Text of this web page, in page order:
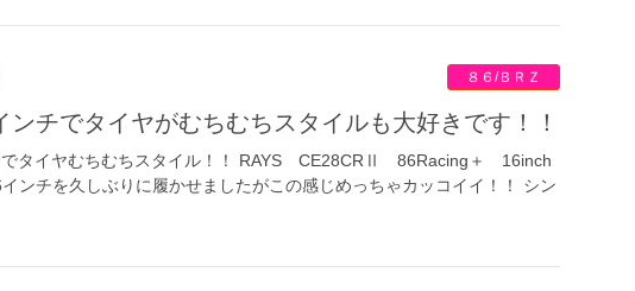
８６/ＢＲＺ
ンチでタイヤがむちむちスタイルも大好きです！！
でタイヤむちむちスタイル！！ RAYS CE28CRⅡ 86Racing＋ 16inch
ンチを久しぶりに履かせましたがこの感じめっちゃカッコイイ！！ シン